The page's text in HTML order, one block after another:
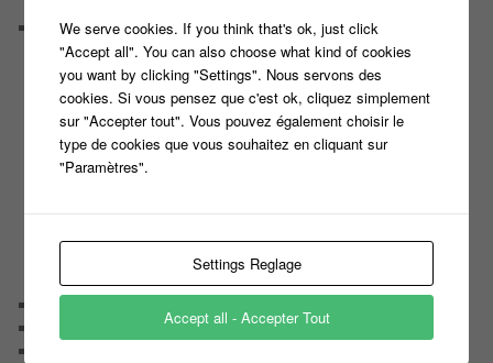
Castings
C’est quoi un casteur ?
C’est quoi un directeur de casting ?
Harry
Motus
Slam
C’est quoi un casting ?
Les 12 coups de midi
Les Z’Amours
N’oubliez Pas Les Paroles
Tout le monde veut prendre sa place
We serve cookies. If you think that's ok, just click
"Accept all". You can also choose what kind of cookies
you want by clicking "Settings". Nous servons des
cookies. Si vous pensez que c'est ok, cliquez simplement
sur "Accepter tout". Vous pouvez également choisir le
type de cookies que vous souhaitez en cliquant sur
"Paramètres".
Settings Reglage
Accept all - Accepter Tout